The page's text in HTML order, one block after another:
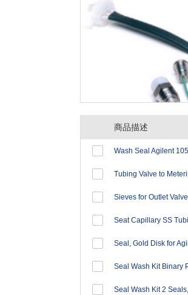
商品描述
Wash Seal Agilent
Sieves for Outlet
Seal, Gold Disk for
Seal Wash Kit Binary
Seal Wash Kit 2